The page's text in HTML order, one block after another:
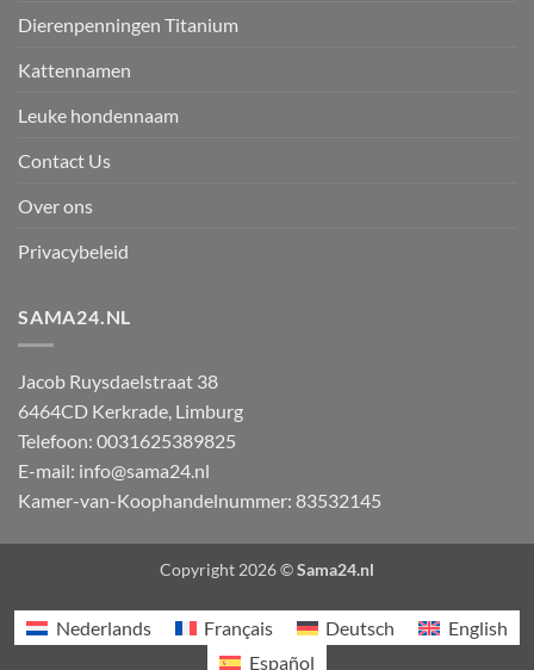
Dierenpenningen Titanium
Kattennamen
Leuke hondennaam
Contact Us
Over ons
Privacybeleid
SAMA24.NL
Jacob Ruysdaelstraat 38
6464CD Kerkrade, Limburg
Telefoon: 0031625389825
E-mail: info@sama24.nl
Kamer-van-Koophandelnummer: 83532145
Copyright 2026 ©Sama24.nl
Nederlands Français Deutsch
English
Español